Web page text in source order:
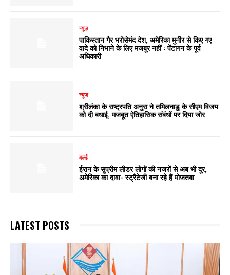
न्यूज़
पाकिस्तान गैर भरोसेमंद देश, अमेरिका मुनीर से किए गए
वादे को निभाने के लिए मजबूर नहीं : पेंटागन के पूर्व
अधिकारी
न्यूज़
श्रीलंका के राष्ट्रपति अनुरा ने तमिलनाडु के सीएम विजय
को दी बधाई, मजबूत ऐतिहासिक संबंधों पर दिया जोर
वर्ल्ड
ईरान के सुप्रीम लीडर लोगों की नजरों से अब भी दूर,
अमेरिका का दावा- स्ट्रैटेजी बना रहे हैं मोजतबा
LATEST POSTS